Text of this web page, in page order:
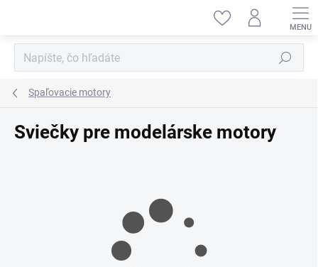
Hľadať
Spaľovacie motory
Sviečky pre modelárske motory